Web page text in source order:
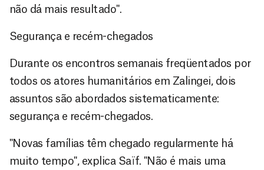
não dá mais resultado".
Segurança e recém-chegados
Durante os encontros semanais freqüentados por
todos os atores humanitários em Zalingei, dois
assuntos são abordados sistematicamente:
segurança e recém-chegados.
"Novas famílias têm chegado regularmente há
muito tempo", explica Saïf. "Não é mais uma